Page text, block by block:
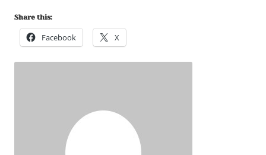
Share this:
Facebook X